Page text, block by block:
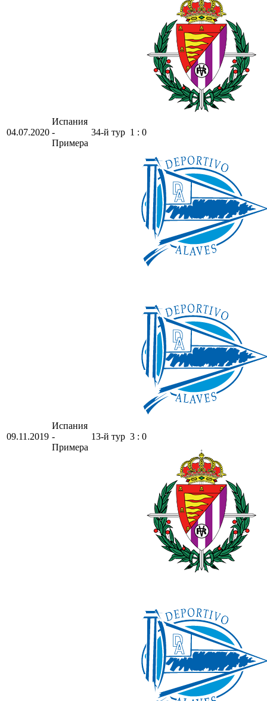
04.07.2020
Испания
-
Примера
34-й тур 1 : 0
09.11.2019
Испания
-
Примера
13-й тур 3 : 0